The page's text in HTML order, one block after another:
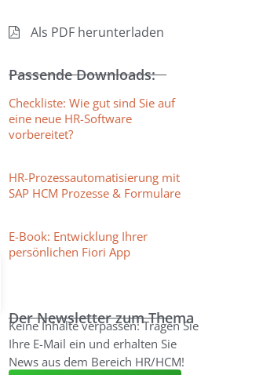
Als PDF herunterladen
Passende Downloads:
Checkliste: Wie gut sind Sie auf
eine neue HR-Software
vorbereitet?
HR-Prozessautomatisierung mit
SAP HCM Prozesse & Formulare
E-Book: Entwicklung Ihrer
persönlichen Fiori App
Der Newsletter zum Thema
Keine Inhalte verpassen: Tragen Sie
Ihre E-Mail ein und erhalten Sie
News aus dem Bereich HR/HCM!